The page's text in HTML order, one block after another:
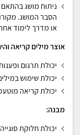
ניתוח מושג
הסבר המושג.
או מדרך לימוד
אוצר מילים קריאה
יכולת תרגום
יכולת שימוש
יכולת קריאה
מבנה:
יכולת חלוקת